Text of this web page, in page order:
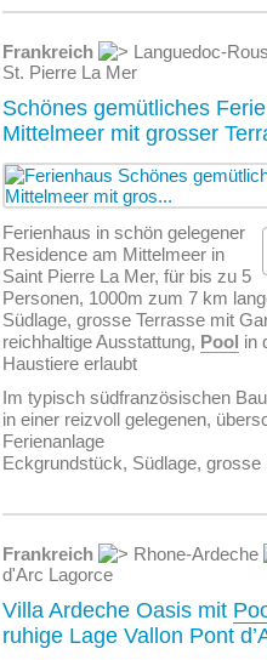
Frankreich
Languedoc-
St. Pierre La Mer
Schönes gemütliches
Mittelmeer mit grosser
Ferienhaus in schön gelegener
Residence am Mittelmeer in
Saint Pierre La Mer, für bis zu 5
Personen, 1000m zum 7 km
Südlage, grosse Terrasse mit
reichhaltige Ausstattung, Pool in
Haustiere erlaubt
Im typisch südfranzösischen
in einer reizvoll gelegenen,
Ferienanlage
Eckgrundstück, Südlage, grosse
Frankreich
Rhone-Ardeche
d'Arc Lagorce
Villa Ardeche Oasis mit
ruhige Lage Vallon Pont